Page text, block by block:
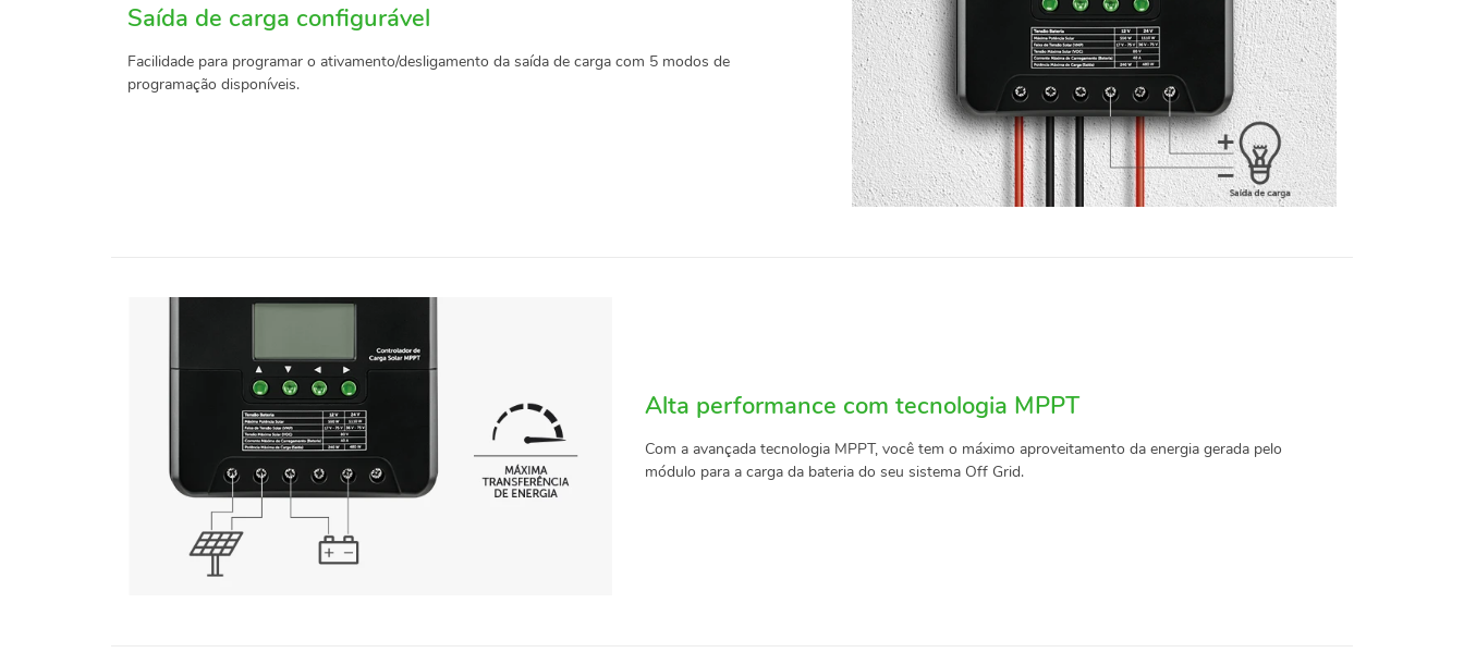
Saída de carga configurável
Facilidade para programar o ativamento/desligamento da saída de carga com 5 modos de
programação disponíveis.
Alta performance com tecnologia MPPT
Com a avançada tecnologia MPPT, você tem o máximo aproveitamento da energia gerada pelo
módulo para a carga da bateria do seu sistema Off Grid.